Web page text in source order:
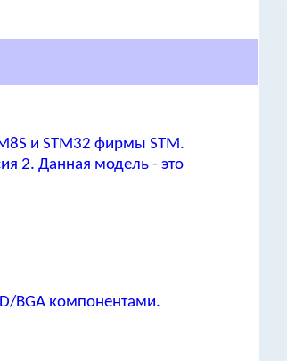
и STM32 фирмы STM.
2. Данная модель - это
BGA компонентами.